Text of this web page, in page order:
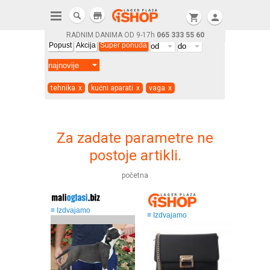
RADNIM DANIMA OD 9-17h 065 333 55 60
shopping_cart person
store
Popust Akcija Super ponuda
tehnika x kućni aparati x vaga x
Za zadate parametre ne
postoje artikli.
početna